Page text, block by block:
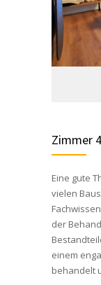
Zimmer 4
Eine gute
vielen
der
einem
behandelt